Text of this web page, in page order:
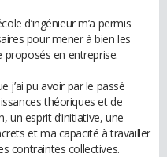
d’ingénieur m’a permis
pour mener à bien les
proposés en entreprise.
j’ai pu avoir par le passé
théoriques et de
un esprit d’initiative, une
et ma capacité à travailler
contraintes collectives.